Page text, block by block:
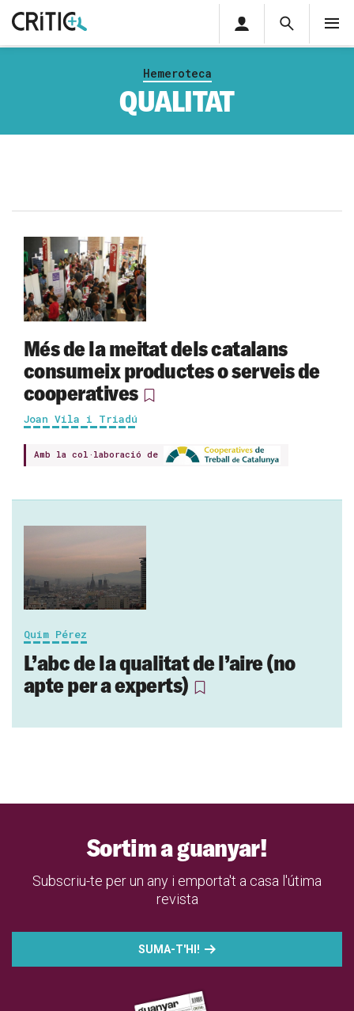
Cerca
Cerca
privada
Hemeroteca
QUALITAT
Més de la meitat dels catalans
consumeix productes o serveis de
cooperatives
Joan Vila i Triadú
Amb la col·laboració de
Quim Pérez
L’abc de la qualitat de l’aire (no
apte per a experts)
Sortim a guanyar!
Subscriu-te per un any i emporta't a casa l'útima
revista
SUMA-T'HI!